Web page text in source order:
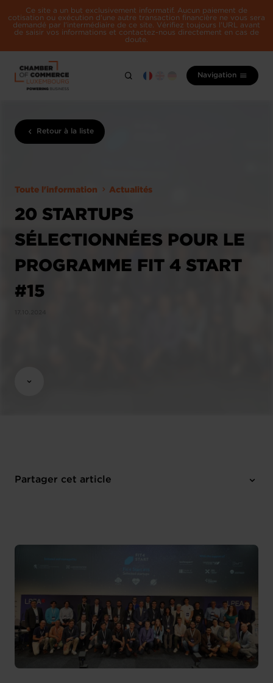
Ce site a un but exclusivement informatif. Aucun paiement de
cotisation ou exécution d'une autre transaction financière ne vous sera
demandé par l'intermédiaire de ce site. Vérifiez toujours l'URL avant
de saisir vos informations et contactez-nous directement en cas de
doute.
Navigation
Retour à la liste
Toute l'information Actualités
20 STARTUPS
SÉLECTIONNÉES POUR LE
PROGRAMME FIT 4 START
#15
Partager cet article